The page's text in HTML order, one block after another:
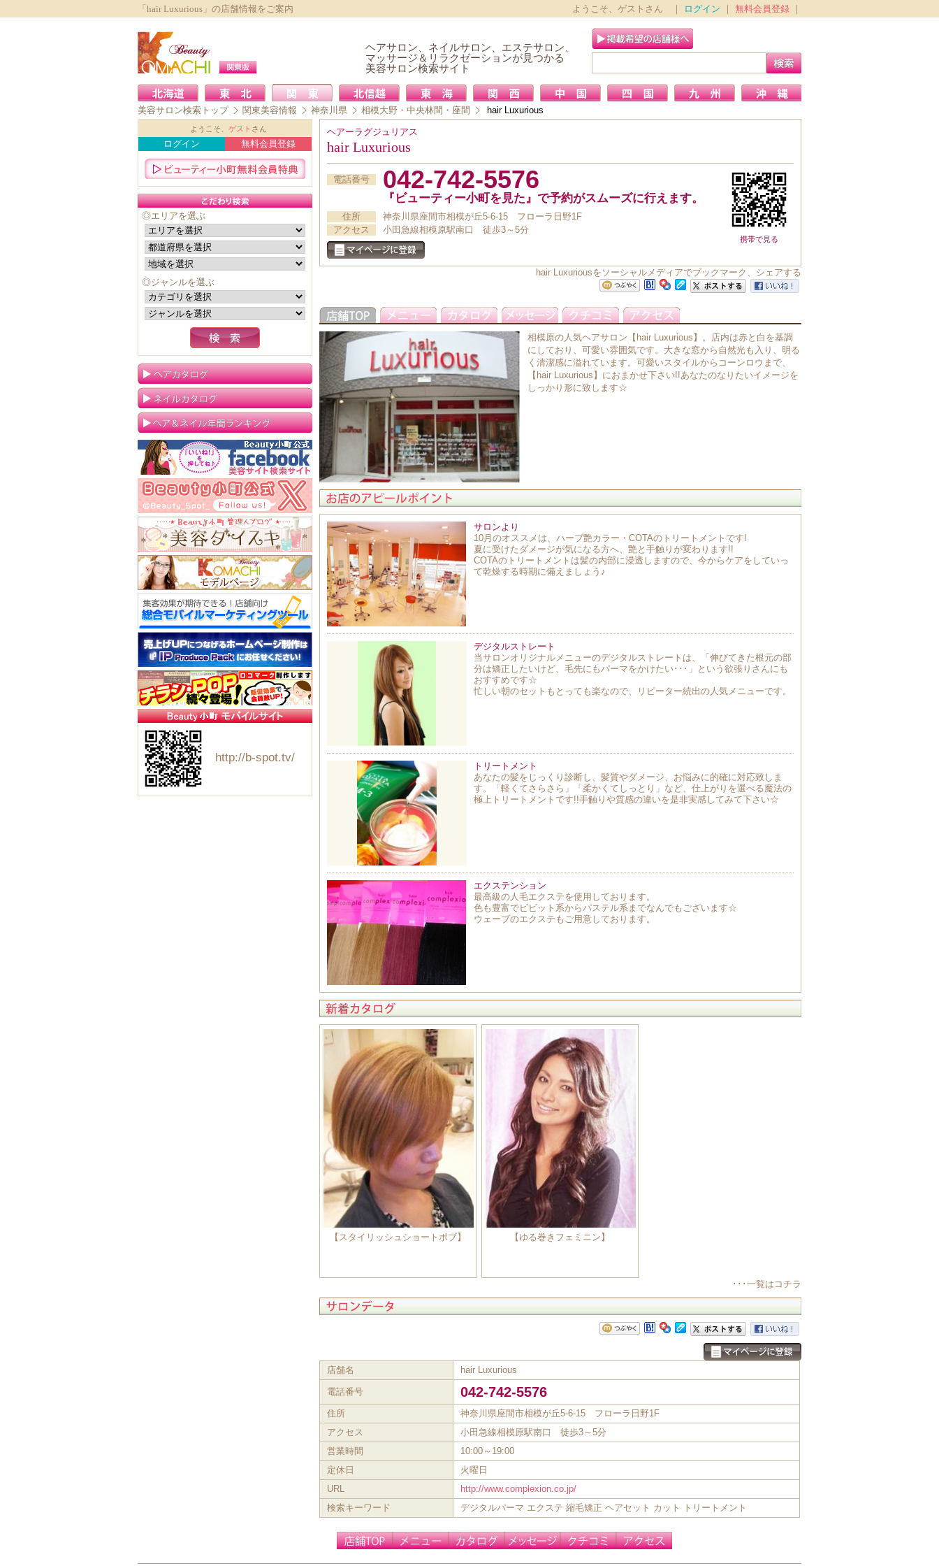
「hair Luxurious」の店舗情報をご案内 ようこそ、ゲストさん ｜ ログイン 無料会員登録
ヘアサロン、ネイルサロン、エステサロン、
マッサージ＆リラクゼーションが見つかる
美容サロン検索サイト
美容サロン検索トップ 関東美容情報 神奈川県 相模大野・中央林間・座間 hair Luxurious
ヘアーラグジュリアス
hair Luxurious
携帯で見る
電話番号 042-742-5576
『ビューティー小町を見た』で予約がスムーズに行えます。
住所
神奈川県座間市相模が丘5-6-15 フローラ日野1F
アクセス
小田急線相模原駅南口 徒歩3～5分
hair Luxuriousをソーシャルメディアでブックマーク、シェアする
相模原の人気ヘアサロン【hair Luxurious】。店内は赤と白を基調
にしており、可愛い雰囲気です。大きな窓から自然光も入り、明る
く清潔感に溢れています。可愛いスタイルからコーンロウまで、
【hair Luxurious】におまかせ下さい!!あなたのなりたいイメージを
しっかり形に致します☆
サロンより
10月のオススメは、ハーブ艶カラー・COTAのトリートメントです!
夏に受けたダメージが気になる方へ、艶と手触りが変わります!!
COTAのトリートメントは髪の内部に浸透しますので、今からケアをしていっ
て乾燥する時期に備えましょう♪
デジタルストレート
当サロンオリジナルメニューのデジタルストレートは、「伸びてきた根元の部
分は矯正したいけど、毛先にもパーマをかけたい･･･」という欲張りさんにも
おすすめです☆
忙しい朝のセットもとっても楽なので、リピーター続出の人気メニューです。
トリートメント
あなたの髪をじっくり診断し、髪質やダメージ、お悩みに的確に対応致しま
す。「軽くてさらさら」「柔かくてしっとり」など、仕上がりを選べる魔法の
極上トリートメントです!!手触りや質感の違いを是非実感してみて下さい☆
エクステンション
最高級の人毛エクステを使用しております。
色も豊富でビビット系からパステル系までなんでもございます☆
ウェーブのエクステもご用意しております。
【スタイリッシュショートボブ】 【ゆる巻きフェミニン】
･･･一覧はコチラ
店舗名 hair Luxurious
電話番号 042-742-5576
住所
神奈川県座間市相模が丘5-6-15 フローラ日野1F
アクセス
小田急線相模原駅南口 徒歩3～5分
営業時間
10:00～19:00
定休日
火曜日
URL
http://www.complexion.co.jp/
検索キーワード
デジタルパーマ エクステ 縮毛矯正 ヘアセット カット トリートメント
ようこそ、 ゲスト さん
ログイン 無料会員登録
◎エリアを選ぶ
◎ジャンルを選ぶ
http://b-spot.tv/